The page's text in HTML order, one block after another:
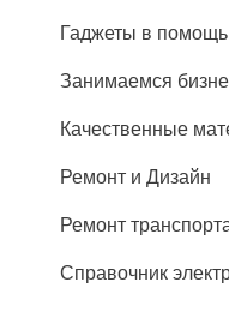
Гаджеты в помощь
Занимаемся
Качественные
Ремонт и Дизайн
Ремонт
Справочник